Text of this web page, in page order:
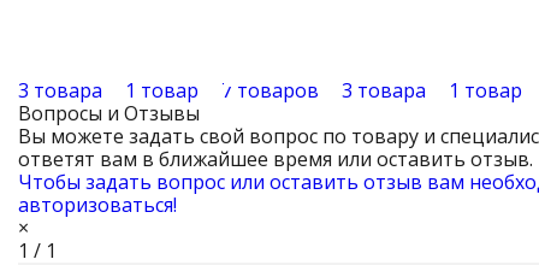
3 товара 1 товар 7 товаров 3 товара
1 товар
Вопросы и Отзывы
Вы можете задать свой вопрос по товару и
ответят вам в ближайшее время или оставить отзыв.
Чтобы задать вопрос или оставить отзыв вам
авторизоваться!
×
1 / 1